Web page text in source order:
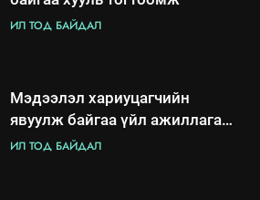
ИЛ ТОД БАЙДАЛ
Мэдээлэл хариуцагчийн
явуулж байгаа үйл ажиллагаа,
үйлдвэрлэл, үйлчилгээ,
ИЛ ТОД БАЙДАЛ